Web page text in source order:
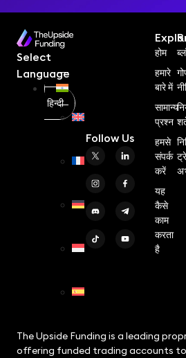
Select
Language
हिन्दी
French
German
Follow Us
होम
हमारे
बारे में
सामान्य
प्रश्न
हमसे
संपर्क
करें
यह
कैसे
काम
करता
है
The Upside Funding is a leading
offering funded trading accounts